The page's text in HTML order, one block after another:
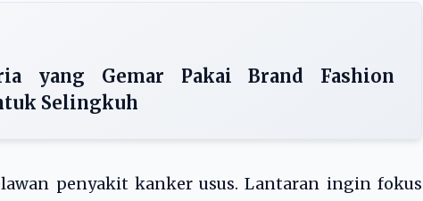
yang Gemar Pakai Brand Fashion
Selingkuh
penyakit kanker usus. Lantaran ingin fokus